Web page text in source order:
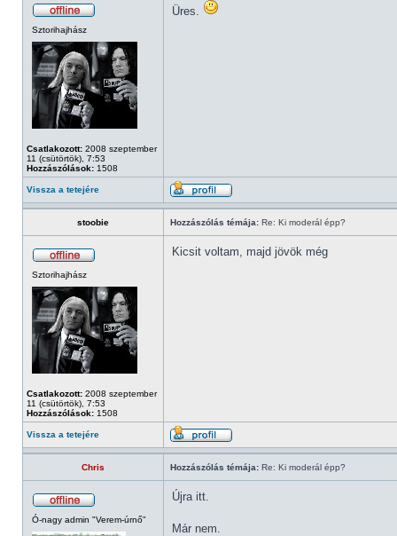
Sztorihajhász
Csatlakozott: 2008 szeptember
11 (csütörtök), 7:53
Hozzászólások: 1508
Üres.
Vissza a tetejére
stoobie Hozzászólás témája: Re: Ki moderál épp?
Sztorihajhász
Csatlakozott: 2008 szeptember
11 (csütörtök), 7:53
Hozzászólások: 1508
Kicsit voltam, majd jövök még
Vissza a tetejére
Chris Hozzászólás témája: Re: Ki moderál épp?
Ó-nagy admin "Verem-úrnő"
Újra itt.
Már nem.